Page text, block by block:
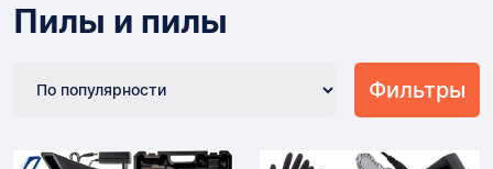
Пилы и пилы
Фильтры